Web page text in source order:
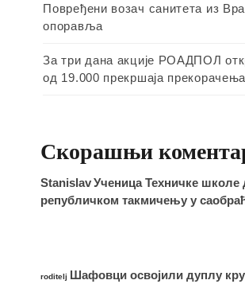
Повређени возач санитета из
опоравља
За три дана акције РОАДПОЛ
од 19.000 прекршаја
Скорашњи
StanislavУченица Техничке школе
републичком такмичењу у
roditelj Шафовци освојили дуплу